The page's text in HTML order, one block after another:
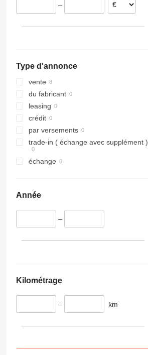
318
319
320
321
322
323
324
326
345
390
395
457
8008
8018
8025
8026
8030
8035
JS
VMT
Liftlux
Pecolift
Toucan
–
Type d'annonce
vente
du fabricant
leasing
crédit
par versements
trade-in ( échange avec supplément )
échange
Année
–
Kilométrage
– km